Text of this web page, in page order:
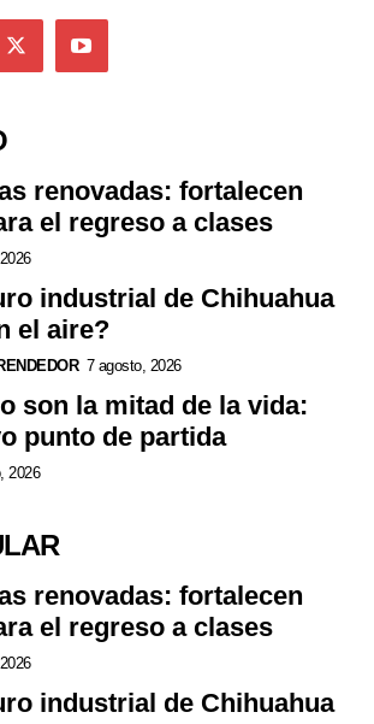
renovadas: fortalecen
el regreso a clases
industrial de Chihuahua
el aire?
7 agosto, 2026
son la mitad de la vida:
punto de partida
2026
renovadas: fortalecen
el regreso a clases
industrial de Chihuahua